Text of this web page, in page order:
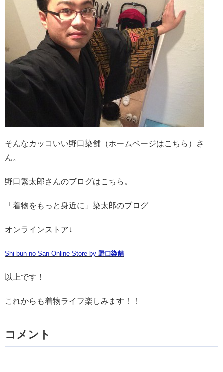
そんなカッコいい野口染舗（ホームページはこちら ）さ
ん。
野口繁太郎さんのブログはこちら。
「着物をもっと身近に」染太郎のブログ
オンラインストア↓
Shi bun no San Online Store by 野口染舗
以上です！
これからも着物ライフ楽しみます！！
コメント